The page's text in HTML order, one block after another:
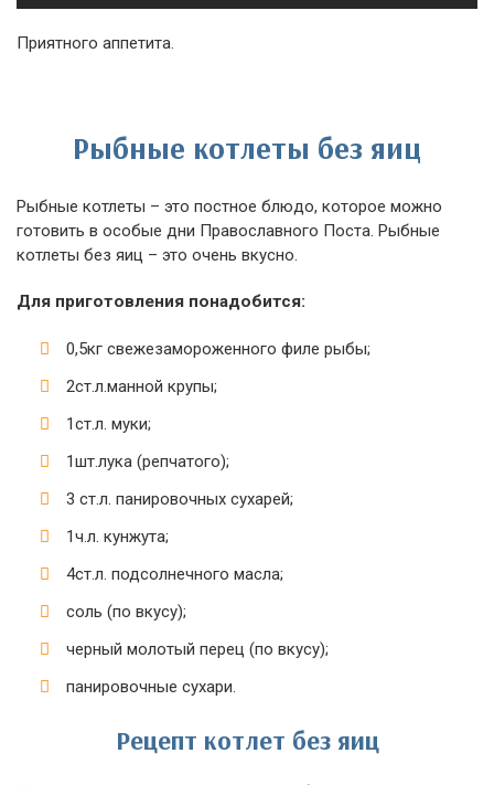
Приятного аппетита.
Рыбные котлеты без яиц
Рыбные котлеты – это постное блюдо, которое можно
готовить в особые дни Православного Поста. Рыбные
котлеты без яиц – это очень вкусно.
Для приготовления понадобится:
0,5кг свежезамороженного филе рыбы;
2ст.л.манной крупы;
1ст.л. муки;
1шт.лука (репчатого);
3 ст.л. панировочных сухарей;
1ч.л. кунжута;
4ст.л. подсолнечного масла;
соль (по вкусу);
черный молотый перец (по вкусу);
панировочные сухари.
Рецепт котлет без яиц